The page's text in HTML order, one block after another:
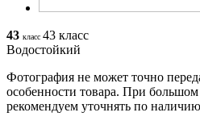
43 класс 43 класс
Водостойкий
Фотография не может точно
особенности товара. При
рекомендуем уточнять по